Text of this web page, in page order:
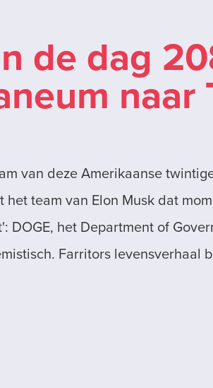
de dag
naar
van deze Amerikaanse
team van Elon Musk dat
DOGE, het Department of
Farritors levensverhaal